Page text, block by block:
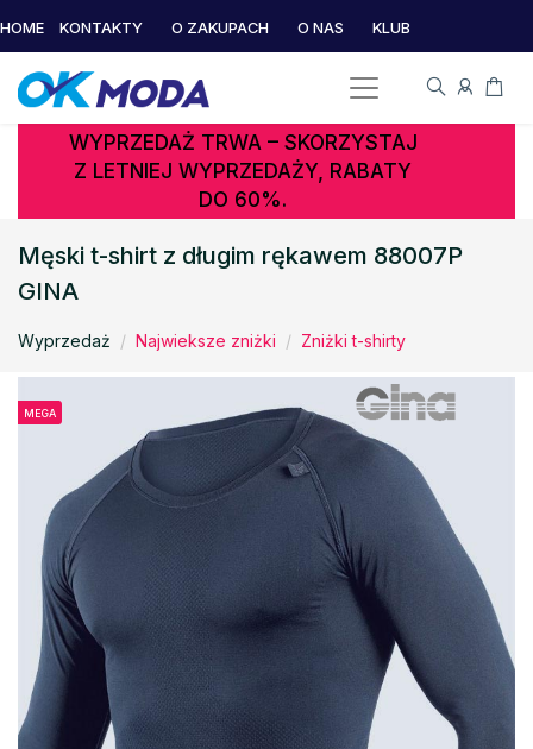
HOME KONTAKTY O ZAKUPACH O NAS KLUB
WYPRZEDAŻ TRWA – SKORZYSTAJ
Z LETNIEJ WYPRZEDAŻY, RABATY
DO 60%.
Męski t-shirt z długim rękawem 88007P
GINA
Wyprzedaż Najwieksze zniżki Zniżki t-shirty
MEGA